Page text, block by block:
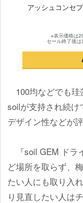
アッシュコンセ
※表示価格は
セール終了後は
100均などでも珪
soilが支持され続け
デザイン性などが
『soil GEM ドラ
ど場所を取らず、
たい人にも取り入
り見直したい人は